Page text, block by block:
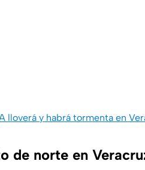
lloverá y habrá tormenta en
de norte en